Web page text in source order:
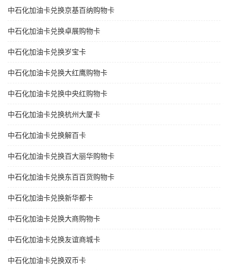
中石化加油卡兑换京基百纳购物卡
中石化加油卡兑换卓展购物卡
中石化加油卡兑换岁宝卡
中石化加油卡兑换大红鹰购物卡
中石化加油卡兑换中央红购物卡
中石化加油卡兑换杭州大厦卡
中石化加油卡兑换解百卡
中石化加油卡兑换百大丽华购物卡
中石化加油卡兑换东百百货购物卡
中石化加油卡兑换新华都卡
中石化加油卡兑换大商购物卡
中石化加油卡兑换友谊商城卡
中石化加油卡兑换双币卡